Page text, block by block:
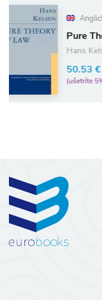
Anglický jazyk
Pure Theory of Law
Hans Kelsen
53.19 €
(ušetríte 5%)